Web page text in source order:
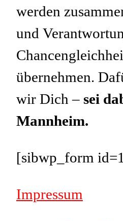
werden
und
übernehmen.
wir Dich –sei
Mannheim.
[sibwp_form
Impressum